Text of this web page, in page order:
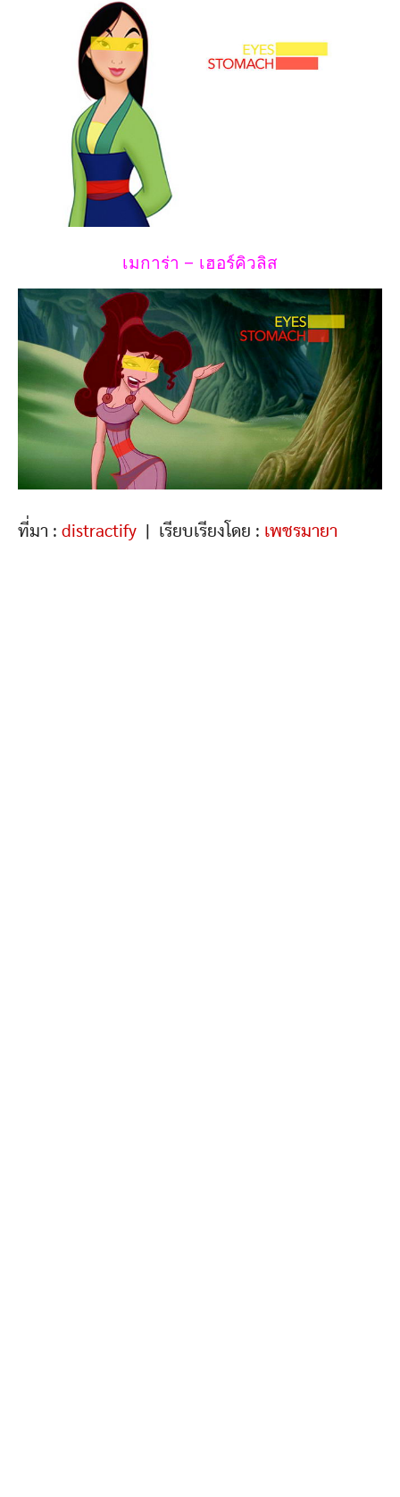
เมการ่า – เฮอร์คิวลิส
ที่มา : distractify | เรียบเรียงโดย : เพชรมายา